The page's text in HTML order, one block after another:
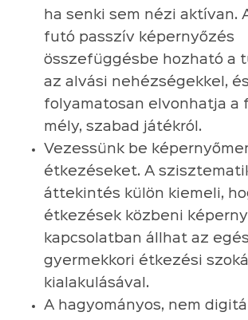
ha senki sem nézi aktívan.
futó passzív képernyőzés
összefüggésbe hozható a
az alvási nehézségekkel, és
folyamatosan elvonhatja a
mély, szabad játékról.
Vezessünk be
étkezéseket. A
áttekintés külön kiemeli,
étkezések közbeni
kapcsolatban állhat az
gyermekkori étkezési
kialakulásával.
A hagyományos, nem